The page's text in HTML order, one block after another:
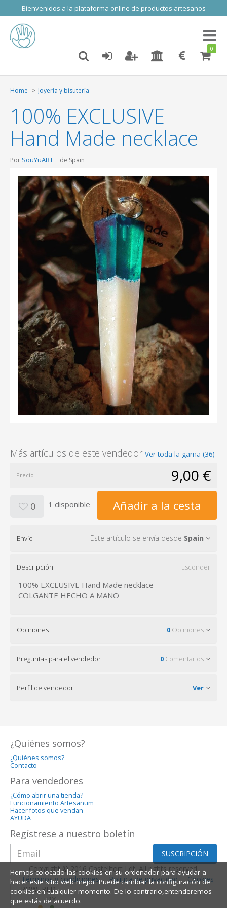
Bienvenidos a la plataforma online de productos artesanos
Toggle
0
Home Joyería y bisutería
100% EXCLUSIVE
Hand Made necklace
Por SouYuART de Spain
Más artículos de este vendedor Ver toda la gama (36)
Precio 9,00 €
0 1 disponible Añadir a la cesta
Envío Este artículo se envía desde Spain
Descripción Esconder
100% EXCLUSIVE Hand Made necklace
COLGANTE HECHO A MANO
Opiniones 0 Opiniones
Preguntas para el vendedor 0 Comentarios
Perfil de vendedor Ver
¿Quiénes somos?
¿Quiénes somos?
Contacto
Para vendedores
¿Cómo abrir una tienda?
Funcionamiento Artesanum
Hacer fotos que vendan
AYUDA
Regístrese a nuestro boletín
SUSCRIPCIÓN
Copyright © 2016 Castelltort Ldt. All rights reserved.
Términos y condiciones
Política de privacidad
Cookies
POWERED
BY
Hemos colocado las cookies en su ordenador para ayudar a
hacer este sitio web mejor. Puede cambiar la configuración de
cookies en cualquier momento. De lo contrario,entenderemos
que estás de acuerdo.